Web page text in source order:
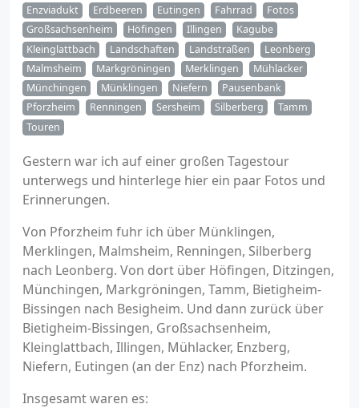
Enzviadukt
Erdbeeren Eutingen Fahrrad
Fotos
Großsachsenheim
Höfingen Illingen
Kagube
Kleinglattbach
Landschaften Landstraßen
Leonberg
Malmsheim
Markgröningen Merklingen
Mühlacker
Münchingen
Münklingen Niefern
Pausenbank
Pforzheim
Renningen Sersheim Silberberg
Tamm
Touren
Gestern war ich auf einer großen Tagestour
unterwegs und hinterlege hier ein paar Fotos und
Erinnerungen.
Von Pforzheim fuhr ich über Münklingen,
Merklingen, Malmsheim, Renningen, Silberberg
nach Leonberg. Von dort über Höfingen, Ditzingen,
Münchingen, Markgröningen, Tamm, Bietigheim-
Bissingen nach Besigheim. Und dann zurück über
Bietigheim-Bissingen, Großsachsenheim,
Kleinglattbach, Illingen, Mühlacker, Enzberg,
Niefern, Eutingen (an der Enz) nach Pforzheim.
Insgesamt waren es: